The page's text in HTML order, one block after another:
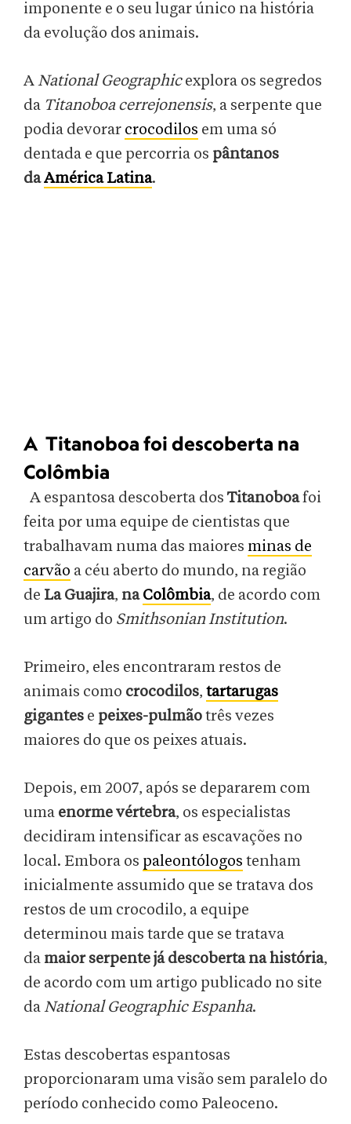
imponente e o seu lugar único na história
da evolução dos animais.
ANational Geographicexplora os segredos
da Titanoboa cerrejonensis, a serpente que
podia devorar crocodilos em uma só
dentada e que percorria os pântanos
daAmérica Latina.
A Titanoboa foi descoberta na
Colômbia
A espantosa descoberta dos Titanoboafoi
feita por uma equipe de cientistas que
trabalhavam numa das maiores minas de
carvão a céu aberto do mundo, na região
de La Guajira, naColômbia, de acordo com
um artigo do Smithsonian Institution.
Primeiro, eles encontraram restos de
animais como crocodilos, tartarugas
gigantes e peixes-pulmãotrês vezes
maiores do que os peixes atuais.
Depois, em 2007, após se depararem com
uma enorme vértebra, os especialistas
decidiram intensificar as escavações no
local. Embora os paleontólogos tenham
inicialmente assumido que se tratava dos
restos de um crocodilo, a equipe
determinou mais tarde que se tratava
da maior serpente já descoberta na história,
de acordo com um artigo publicado no site
daNational Geographic Espanha.
Estas descobertas espantosas
proporcionaram uma visão sem paralelo do
período conhecido como Paleoceno.